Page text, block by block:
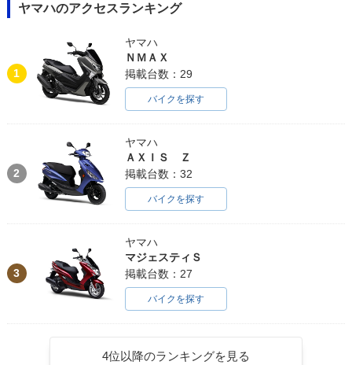
ヤマハのアクセスランキング
1
ヤマハ
ＮＭＡＸ
掲載台数：29
バイクを探す
2
ヤマハ
ＡＸＩＳ Ｚ
掲載台数：32
バイクを探す
3
ヤマハ
マジェスティＳ
掲載台数：27
バイクを探す
4位以降のランキングを見る